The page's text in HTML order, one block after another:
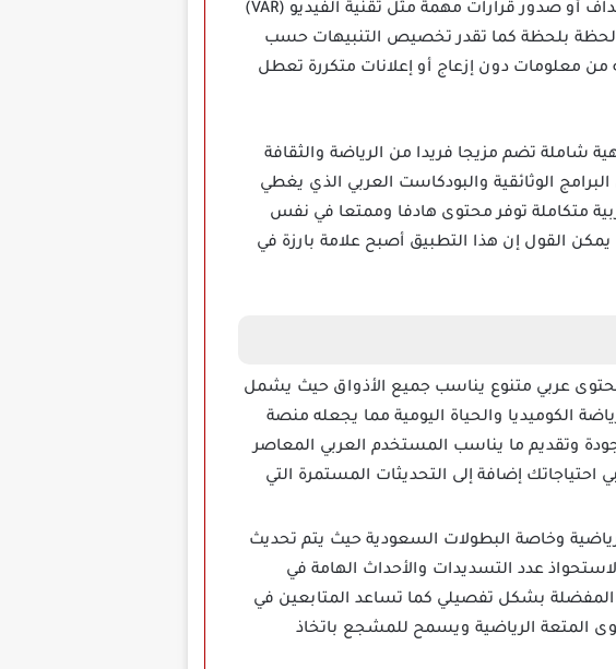
معرفة مواعيد المباريات قبل انطلاقها بالإضافة إلى إشعارات لحظية عند تسجيل الأهداف أو صدور قرارات مهمة مثل تقنية الفيديو (VAR)
لحظة بلحظة كما تقدر تخصيص التنبيهات حسب
من معلومات دون إزعاج أو إعلانات متكررة تعطل
تضم مزيجا فريدا من الرياضة والثقافة
الوثائقية والبودكاست العربي الذي يغطي
متكاملة توفر محتوى هادفا وممتعا في نفس
القول إن هذا التطبيق أصبح علامة بارزة في
عربي متنوع يناسب جميع الأذواق حيث يشمل
الكوميديا والحياة اليومية مما يجعله منصة
وتقديم ما يناسب المستخدم العربي المعاصر
إضافة إلى التحديثات المستمرة التي
وخاصة البطولات السعودية حيث يتم تحديث
عدد التسديدات والأحداث الهامة في
المفضلة بشكل تفصيلي كما تساعد المتابعين في
المتعة الرياضية ويسمح للمشجع باتخاذ